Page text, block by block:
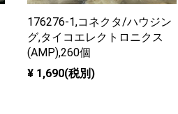
176276-1,コネクタ/ハウジン
グ,タイコエレクトロニクス
(AMP),260個
¥ 1,690(税別)